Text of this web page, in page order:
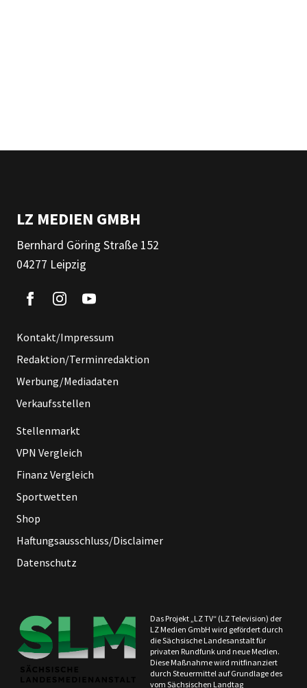
LZ MEDIEN GMBH
Bernhard Göring Straße 152
04277 Leipzig
Kontakt/Impressum
Redaktion/Terminredaktion
Werbung/Mediadaten
Verkaufsstellen
Stellenmarkt
VPN Vergleich
Finanz Vergleich
Sportwetten
Shop
Haftungsausschluss/Disclaimer
Datenschutz
Das Projekt „LZ TV“ (LZ Television) der
LZ Medien GmbH wird gefördert durch
die Sächsische Landesanstalt für
privaten Rundfunk und neue Medien.
Diese Maßnahme wird mitfinanziert
durch Steuermittel auf Grundlage des
vom Sächsischen Landtag